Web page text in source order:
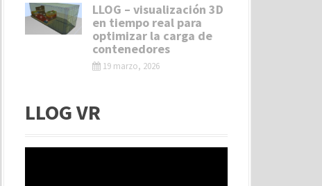
LLOG – visualización 3D
en tiempo real para
optimizar la carga de
contenedores
19 marzo, 2026
LLOG VR